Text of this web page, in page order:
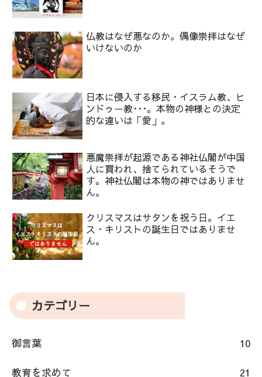
仏教はなぜ悪なのか。偶像崇拝はなぜ
いけないのか
日本に侵入する移民・イスラム教、ヒ
ンドゥー教･･･。本物の神様との決定
的な違いは「愛」。
悪魔崇拝が起源である神社仏閣が中国
人に買われ、捨てられているそうで
す。神社仏閣は本物の神ではありませ
ん。
クリスマスはサタンを祝う日。イエ
ス・キリストの誕生日ではありませ
ん。
カテゴリー
御言葉 10
教育を求めて 21